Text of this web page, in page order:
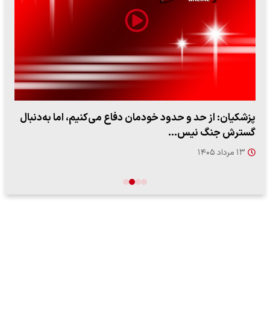
پزشکیان: از حد و حدود خودمان دفاع می‌کنیم، اما به‌دنبال
گسترش جنگ نیس…
۱۳ مرداد ۱۴۰۵